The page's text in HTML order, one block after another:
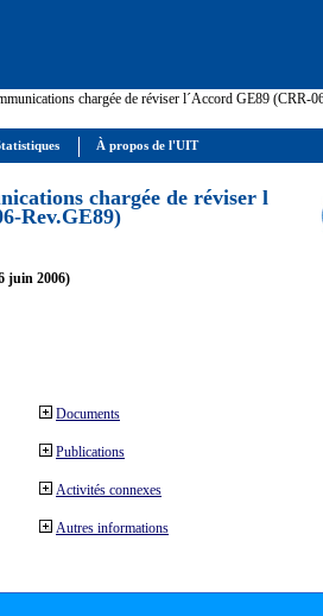
chargée de réviser l´Accord GE89 (CRR-
chargée de réviser l
Rev.GE89)
juin 2006)
Documents
Publications
Activités connexes
Autres informations
À propos de l'UIT